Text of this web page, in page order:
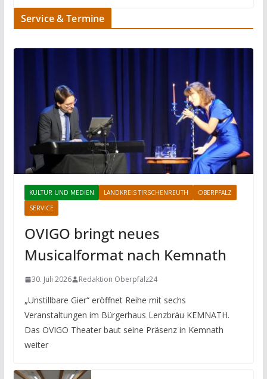
Service & Termine
KULTUR UND MEDIEN LANDKREIS TIRSCHENREUTH
OBERPFALZ
SERVICE
OVIGO bringt neues
Musicalformat nach Kemnath
30. Juli 2026 Redaktion Oberpfalz24
„Unstillbare Gier“ eröffnet Reihe mit sechs
Veranstaltungen im Bürgerhaus Lenzbräu KEMNATH.
Das OVIGO Theater baut seine Präsenz in Kemnath
weiter